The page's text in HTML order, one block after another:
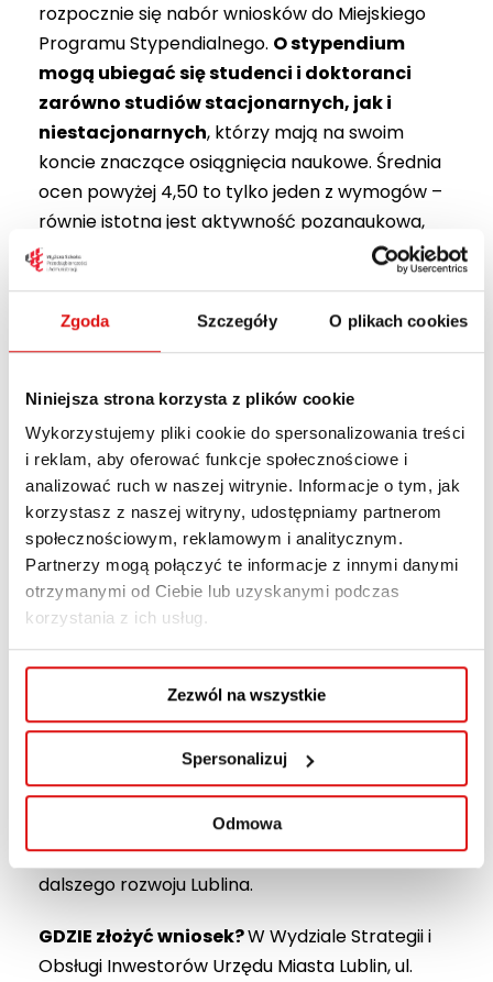
Zgoda Szczegóły O plikach cookies
Niniejsza strona korzysta z plików cookie
Wykorzystujemy pliki cookie do spersonalizowania treści
i reklam, aby oferować funkcje społecznościowe i
analizować ruch w naszej witrynie. Informacje o tym, jak
korzystasz z naszej witryny, udostępniamy partnerom
społecznościowym, reklamowym i analitycznym.
Partnerzy mogą połączyć te informacje z innymi danymi
otrzymanymi od Ciebie lub uzyskanymi podczas
korzystania z ich usług.
Zezwól na wszystkie
Spersonalizuj
Odmowa
rozpocznie się nabór wniosków do Miejskiego
Programu Stypendialnego. O stypendium
mogą ubiegać się studenci i doktoranci
zarówno studiów stacjonarnych, jak i
niestacjonarnych, którzy mają na swoim
koncie znaczące osiągnięcia naukowe. Średnia
ocen powyżej 4,50 to tylko jeden z wymogów –
równie istotna jest aktywność pozanaukowa,
której efekty mogą być wykorzystane w
praktyce przez miasto, lokalne
przedsiębiorstwa lub środowisko akademickie.
studenci, którzy zaliczyli co najmniej drugi
rok studiów I stopnia lub jednolitych studiów
magisterskich
studenci II stopnia studiów
doktoranci, którzy zaliczyli co najmniej drugi
rok studiów doktorskich
NABÓR wniosków trwa od 1 do 30 listopada
2024 r.Wysokość 9-miesięcznego stypendium
na rok akademicki 2024/2025 wynosi w sumie
15 000 zł dla studentai19 000 zł dla
. Przyznawane środki to nie tylko
finansowe wsparcie, ale także wyraz uznania dla
talentów, które mogą przyczynić się do
podniesienia jakości życia mieszkańców i
dalszego rozwoju Lublina.
GDZIE złożyć wniosek?W Wydziale Strategii i
Obsługi Inwestorów Urzędu Miasta Lublin, ul.